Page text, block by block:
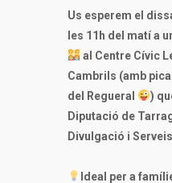
Us esperem el
les 11h del matí a
al Centre Cívic
Cambrils (amb
del Regueral
)
Diputació de
Divulgació i
Ideal per a